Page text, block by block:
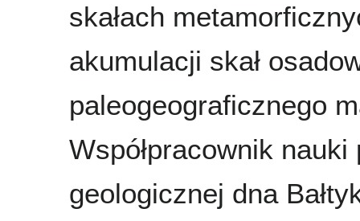
skałach
akumulacji skał
paleogeograficznego
Współpracownik
geologicznej dna